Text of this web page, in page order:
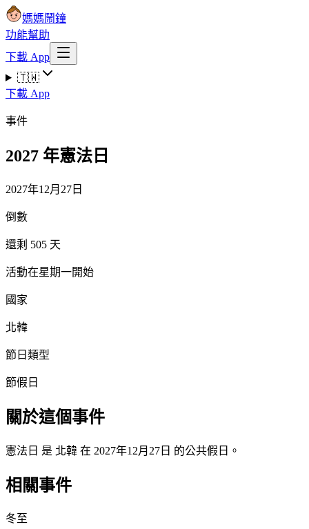
媽媽鬧鐘
功能幫助
下載 App
🇹🇼
下載 App
事件
2027 年憲法日
2027年12月27日
倒數
還剩 505 天
活動在星期一開始
國家
北韓
節日類型
節假日
關於這個事件
憲法日 是 北韓 在 2027年12月27日 的公共假日。
相關事件
冬至